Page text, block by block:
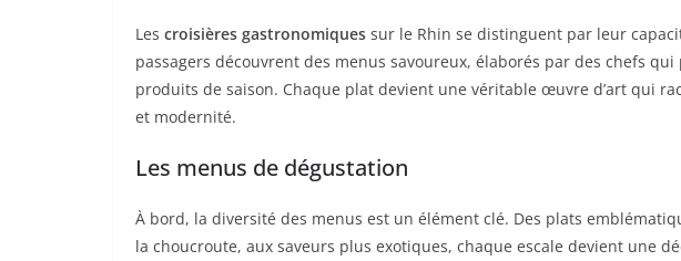
Les croisières gastronomiques sur le Rhin se distinguent par leur
passagers découvrent des menus savoureux, élaborés par des chefs
produits de saison. Chaque plat devient une véritable œuvre d’art qui
et modernité.
Les menus de dégustation
À bord, la diversité des menus est un élément clé. Des plats
la choucroute, aux saveurs plus exotiques, chaque escale devient une